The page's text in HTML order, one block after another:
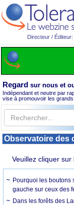
Directeur / Éditeur:
Regard sur nous et
Indépendant et neutre par
vise à promouvoir les
Observatoire des
Veuillez cliquer
Pourquoi les boutons
gauche sur ceux des
Dans les forêts des